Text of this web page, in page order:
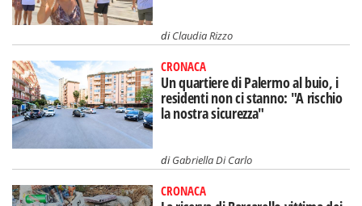
diClaudia Rizzo
CRONACA
Un quartiere di Palermo al buio, i
residenti non ci stanno: "A rischio
la nostra sicurezza"
diGabriella Di Carlo
CRONACA